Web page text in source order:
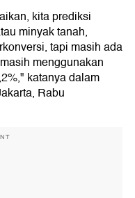
kita prediksi
minyak tanah,
tapi masih ada
menggunakan
katanya dalam
Rabu